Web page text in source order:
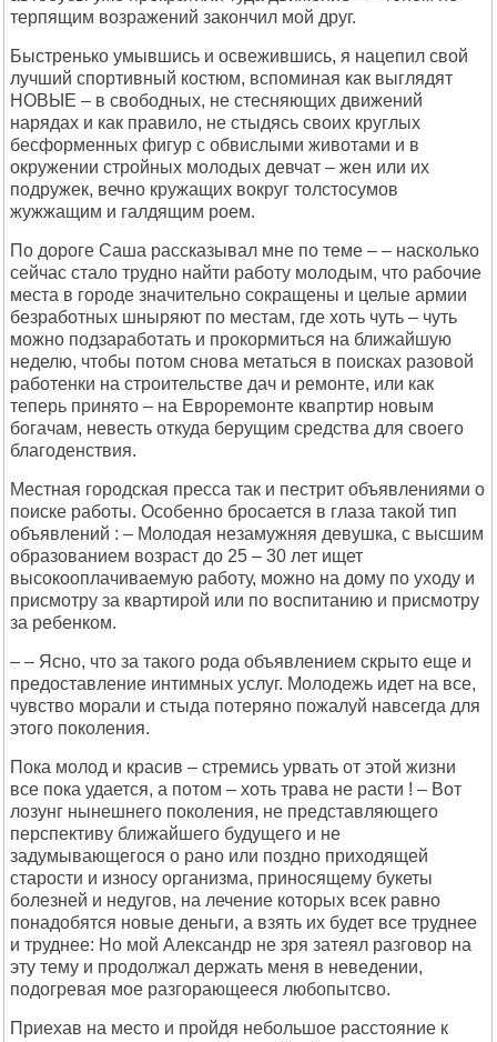
терпящим возражений закончил мой друг.
Быстренько умывшись и освежившись, я нацепил свой
лучший спортивный костюм, вспоминая как выглядят
НОВЫЕ – в свободных, не стесняющих движений
нарядах и как правило, не стыдясь своих круглых
бесформенных фигур с обвислыми животами и в
окружении стройных молодых девчат – жен или их
подружек, вечно кружащих вокруг толстосумов
жужжащим и галдящим роем.
По дороге Саша рассказывал мне по теме – – насколько
сейчас стало трудно найти работу молодым, что рабочие
места в городе значительно сокращены и целые армии
безработных шныряют по местам, где хоть чуть – чуть
можно подзаработать и прокормиться на ближайшую
неделю, чтобы потом снова метаться в поисках разовой
работенки на строительстве дач и ремонте, или как
теперь принято – на Евроремонте квапртир новым
богачам, невесть откуда берущим средства для своего
благоденствия.
Местная городская пресса так и пестрит объявлениями о
поиске работы. Особенно бросается в глаза такой тип
объявлений : – Молодая незамужняя девушка, с высшим
образованием возраст до 25 – 30 лет ищет
высокооплачиваемую работу, можно на дому по уходу и
присмотру за квартирой или по воспитанию и присмотру
за ребенком.
– – Ясно, что за такого рода объявлением скрыто еще и
предоставление интимных услуг. Молодежь идет на все,
чувство морали и стыда потеряно пожалуй навсегда для
этого поколения.
Пока молод и красив – стремись урвать от этой жизни
все пока удается, а потом – хоть трава не расти ! – Вот
лозунг нынешнего поколения, не представляющего
перспективу ближайшего будущего и не
задумывающегося о рано или поздно приходящей
старости и износу организма, приносящему букеты
болезней и недугов, на лечение которых всек равно
понадобятся новые деньги, а взять их будет все труднее
и труднее: Но мой Александр не зря затеял разговор на
эту тему и продолжал держать меня в неведении,
подогревая мое разгорающееся любопытсво.
Приехав на место и пройдя небольшое расстояние к